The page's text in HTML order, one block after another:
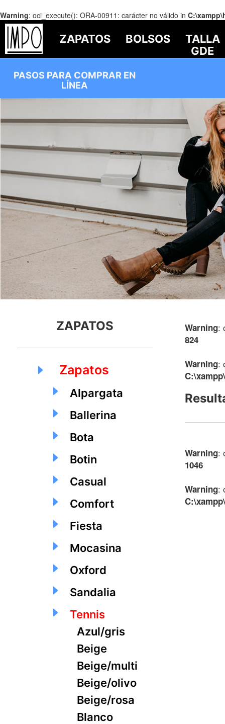
Warning: oci_execute(): ORA-00911: carácter no válido in
ZAPATOS BOLSOS
TALLA
GDE
PASOS PARA COMPRAR EN
LÍNEA
ZAPATOS
Zapatos
Alpargata
Ballerina
Bota
Botin
Casual
Comfort
Fiesta
Mocasina
Oxford
Sandalia
Tennis
Azul/gris
Beige
Beige/multi
Beige/olivo
Beige/rosa
Blanco
Warning:
824
Warning:
Warning:
1046
Warning: